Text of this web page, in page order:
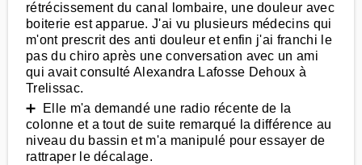
rétrécissement du canal lombaire, une douleur avec
boiterie est apparue. J'ai vu plusieurs médecins qui
m'ont prescrit des anti douleur et enfin j'ai franchi le
pas du chiro après une conversation avec un ami
qui avait consulté Alexandra Lafosse Dehoux à
Trelissac.
➕ Elle m'a demandé une radio récente de la
colonne et a tout de suite remarqué la différence au
niveau du bassin et m'a manipulé pour essayer de
rattraper le décalage.